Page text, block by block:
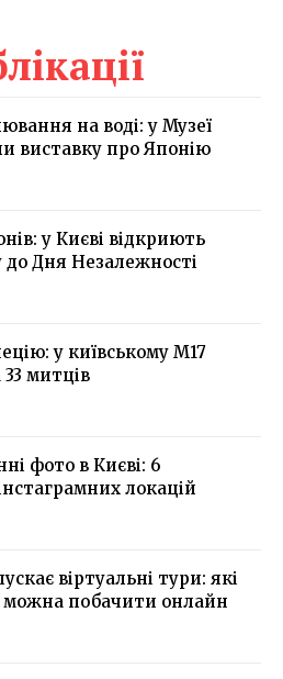
на воді: у Музеї
виставку про Японію
у Києві відкриють
Дня Незалежності
у київському М17
митців
фото в Києві: 6
локацій
віртуальні тури: які
можна побачити онлайн